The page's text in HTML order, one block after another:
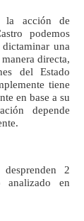
la acción de
podemos
una
directa,
del Estado
tiene
en base a su
depende
2
analizado en